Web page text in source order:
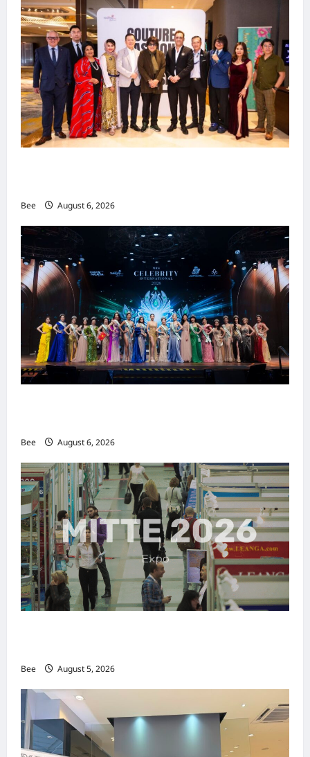
账
者
身
份
与
金
额
Bee August 6, 2026
Bee August 6, 2026
Bee August 5, 2026